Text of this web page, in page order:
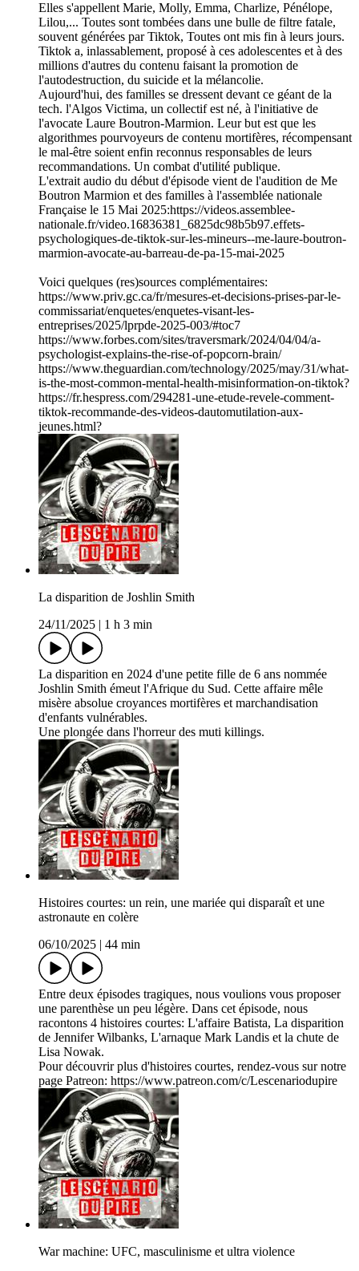
Elles s'appellent Marie, Molly, Emma, Charlize, Pénélope,
Lilou,... Toutes sont tombées dans une bulle de filtre fatale,
souvent générées par Tiktok, Toutes ont mis fin à leurs jours.
Tiktok a, inlassablement, proposé à ces adolescentes et à des
millions d'autres du contenu faisant la promotion de
l'autodestruction, du suicide et la mélancolie.
Aujourd'hui, des familles se dressent devant ce géant de la
tech. l'Algos Victima, un collectif est né, à l'initiative de
l'avocate Laure Boutron-Marmion. Leur but est que les
algorithmes pourvoyeurs de contenu mortifères, récompensant
le mal-être soient enfin reconnus responsables de leurs
recommandations. Un combat d'utilité publique.
L'extrait audio du début d'épisode vient de l'audition de Me
Boutron Marmion et des familles à l'assemblée nationale
Française le 15 Mai 2025:https://videos.assemblee-
nationale.fr/video.16836381_6825dc98b5b97.effets-
psychologiques-de-tiktok-sur-les-mineurs--me-laure-boutron-
marmion-avocate-au-barreau-de-pa-15-mai-2025
Voici quelques (res)sources complémentaires:
https://www.priv.gc.ca/fr/mesures-et-decisions-prises-par-le-
commissariat/enquetes/enquetes-visant-les-
entreprises/2025/lprpde-2025-003/#toc7
https://www.forbes.com/sites/traversmark/2024/04/04/a-
psychologist-explains-the-rise-of-popcorn-brain/
https://www.theguardian.com/technology/2025/may/31/what-
is-the-most-common-mental-health-misinformation-on-tiktok?
https://fr.hespress.com/294281-une-etude-revele-comment-
tiktok-recommande-des-videos-dautomutilation-aux-
jeunes.html?
La disparition de Joshlin Smith
24/11/2025
1 h 3 min
La disparition en 2024 d'une petite fille de 6 ans nommée
Joshlin Smith émeut l'Afrique du Sud. Cette affaire mêle
misère absolue croyances mortifères et marchandisation
d'enfants vulnérables.
Une plongée dans l'horreur des muti killings.
Histoires courtes: un rein, une mariée qui disparaît et une
astronaute en colère
06/10/2025
44 min
Entre deux épisodes tragiques, nous voulions vous proposer
une parenthèse un peu légère. Dans cet épisode, nous
racontons 4 histoires courtes: L'affaire Batista, La disparition
de Jennifer Wilbanks, L'arnaque Mark Landis et la chute de
Lisa Nowak.
Pour découvrir plus d'histoires courtes, rendez-vous sur notre
page Patreon: https://www.patreon.com/c/Lescenariodupire
War machine: UFC, masculinisme et ultra violence